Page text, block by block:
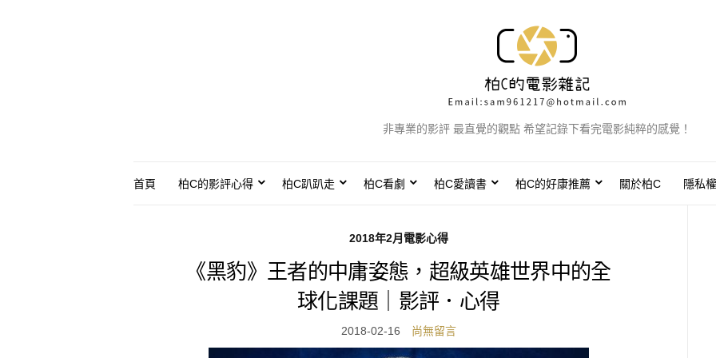
非專業的影評 最直覺的觀點 希望記錄下看完電影純粹的感覺！
首頁 柏C的影評心得 柏C趴趴走 柏C看劇 柏C愛讀書 柏C的好康推薦 關於柏C 隱私
2018年2月電影心得
《黑豹》王者的中庸姿態，超級英雄世界中的全
球化課題｜影評．心得
2018-02-16 尚無留言